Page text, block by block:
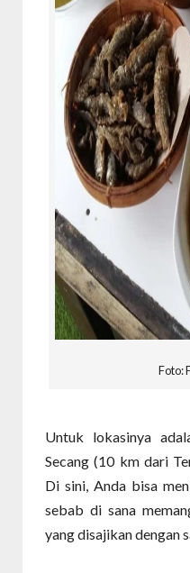
Foto:
Untuk lokasinya
Secang (10 km dari
Di sini, Anda bisa
sebab di sana
yang disajikan dengan